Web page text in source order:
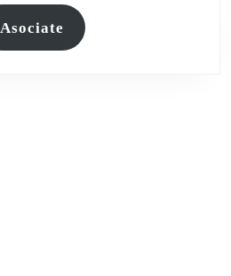
Asociate